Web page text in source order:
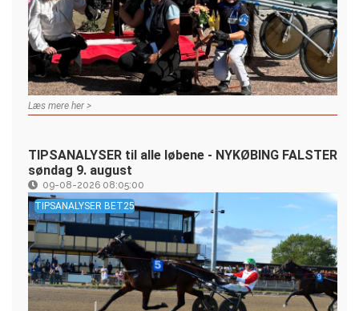
Læs mere her >
TIPSANALYSER til alle løbene - NYKØBING FALSTER
søndag 9. august
09-08-2026 08:05:00
TIPSANALYSER BET25